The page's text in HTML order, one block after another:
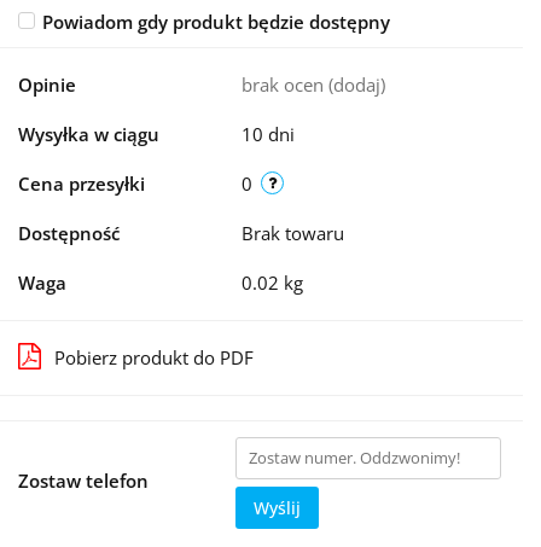
Powiadom gdy produkt będzie dostępny
Opinie brak ocen (dodaj)
Wysyłka w ciągu 10 dni
Cena przesyłki 0
Dostępność Brak towaru
Waga 0.02 kg
Pobierz produkt do PDF
Zostaw telefon
Wyślij